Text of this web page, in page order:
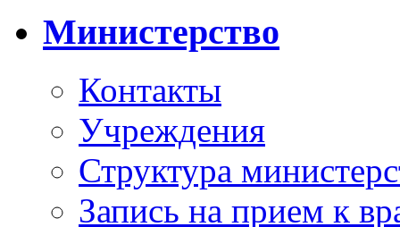
Министерство
Контакты
Учреждения
Структура
Запись на прием к